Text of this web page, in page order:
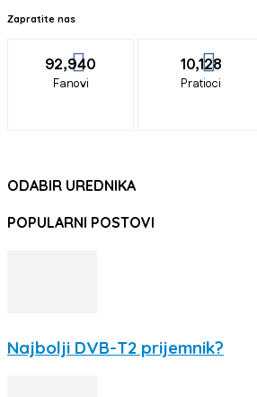
Zapratite nas
92,940
Fanovi
10,128
Pratioci
ODABIR UREDNIKA
POPULARNI POSTOVI
Najbolji DVB-T2 prijemnik?